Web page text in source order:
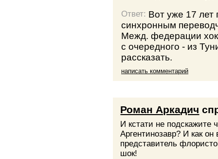
Ответ: Вот уже 17 лет
синхронным
Межд. федерации
с очередного - из
рассказать.
написать комментарий
Роман Аркадич
И кстати не подскажите
Аргентинозавр? И как он
представитель
шок!